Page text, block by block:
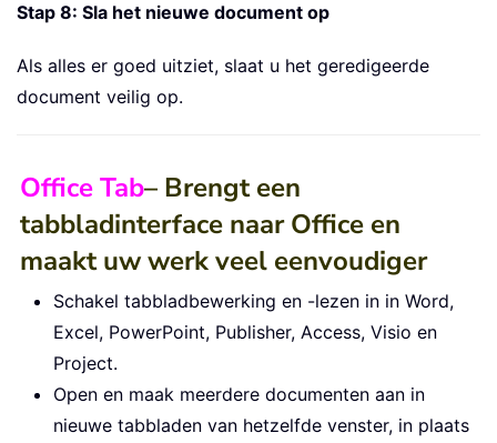
Stap 8: Sla het nieuwe document op
Als alles er goed uitziet, slaat u het geredigeerde
document veilig op.
Office Tab– Brengt een
tabbladinterface naar Office en
maakt uw werk veel eenvoudiger
Schakel tabbladbewerking en -lezen in in Word,
Excel, PowerPoint, Publisher, Access, Visio en
Project.
Open en maak meerdere documenten aan in
nieuwe tabbladen van hetzelfde venster, in plaats